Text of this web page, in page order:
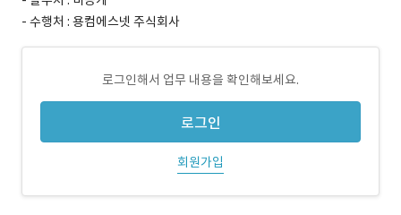
- 수행처 : 용컴에스넷 주식회사
로그인해서 업무 내용을 확인해보세요.
로그인
회원가입